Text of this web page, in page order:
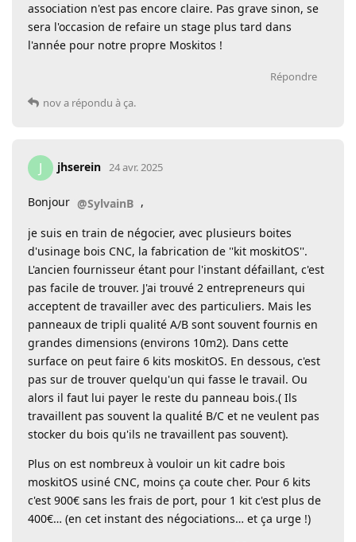
association n'est pas encore claire. Pas grave sinon, se
sera l'occasion de refaire un stage plus tard dans
l'année pour notre propre Moskitos !
Répondre
nova répondu à ça.
J jhserein 24 avr. 2025
Bonjour @SylvainB ,
je suis en train de négocier, avec plusieurs boites
d'usinage bois CNC, la fabrication de ''kit moskitOS''.
L'ancien fournisseur étant pour l'instant défaillant, c'est
pas facile de trouver. J'ai trouvé 2 entrepreneurs qui
acceptent de travailler avec des particuliers. Mais les
panneaux de tripli qualité A/B sont souvent fournis en
grandes dimensions (environs 10m2). Dans cette
surface on peut faire 6 kits moskitOS. En dessous, c'est
pas sur de trouver quelqu'un qui fasse le travail. Ou
alors il faut lui payer le reste du panneau bois.( Ils
travaillent pas souvent la qualité B/C et ne veulent pas
stocker du bois qu'ils ne travaillent pas souvent).
Plus on est nombreux à vouloir un kit cadre bois
moskitOS usiné CNC, moins ça coute cher. Pour 6 kits
c'est 900€ sans les frais de port, pour 1 kit c'est plus de
400€… (en cet instant des négociations… et ça urge !)